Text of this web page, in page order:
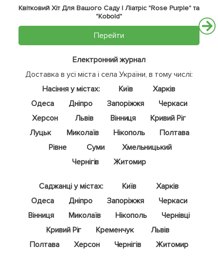
Квітковий Хіт Для Вашого Саду | Ліатріс "Rose Purple" та
"Kobold"
Перейти
Електронний журнал
Доставка в усі міста і села України, в тому числі:
Насіння у містах:
Київ
Харків
Одеса
Дніпро Запоріжжя
Черкаси
Херсон
Львів Вінниця
Кривий Ріг
Луцьк
Миколаїв Нікополь
Полтава
Рівне
Суми
Хмельницький
Чернігів
Житомир
Саджанці у містах: Київ
Харків
Одеса
Дніпро Запоріжжя
Черкаси
Вінниця
Миколаїв Нікополь
Чернівці
Кривий Ріг
Кременчук
Львів
Полтава
Херсон Чернігів Житомир